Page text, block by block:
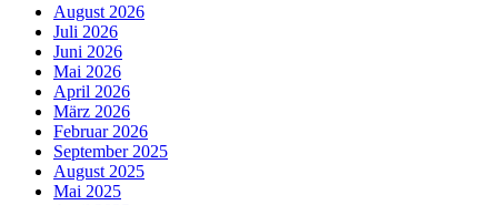
August 2026
Juli 2026
Juni 2026
Mai 2026
April 2026
März 2026
Februar 2026
September 2025
August 2025
Mai 2025